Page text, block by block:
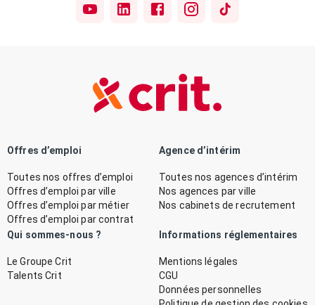
Offres d’emploi
Toutes nos offres d’emploi
Offres d’emploi par ville
Offres d’emploi par métier
Offres d’emploi par contrat
Agence d’intérim
Toutes nos agences d’intérim
Nos agences par ville
Nos cabinets de recrutement
Qui sommes-nous ?
Le Groupe Crit
Talents Crit
Informations réglementaires
Mentions légales
CGU
Données personnelles